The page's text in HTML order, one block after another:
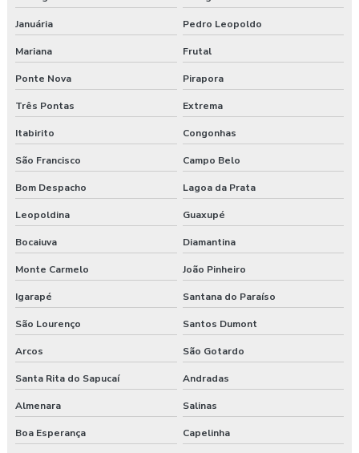
Laudo ergonômico esocial
Laudo ergonômico de iluminação
Laudo ergonômico motorista caminhão
Laudo ergonômico nr17
Laudo ergonômico pgr
Laudo ergonômico preço
Laudo esocial
Laudo pgr esocial
Laudo sst esocial
Laudo técnico ergonômico
Nr 31 treinamento máquinas agrícolas
Orçamento laudo ergonômico
Januária Pedro Leopoldo
Mariana Frutal
Ponte Nova Pirapora
Três Pontas Extrema
Itabirito Congonhas
São Francisco Campo Belo
Bom Despacho Lagoa da Prata
Leopoldina Guaxupé
Bocaiuva Diamantina
Monte Carmelo João Pinheiro
Igarapé Santana do Paraíso
São Lourenço Santos Dumont
Arcos São Gotardo
Santa Rita do Sapucaí Andradas
Almenara Salinas
Boa Esperança Capelinha